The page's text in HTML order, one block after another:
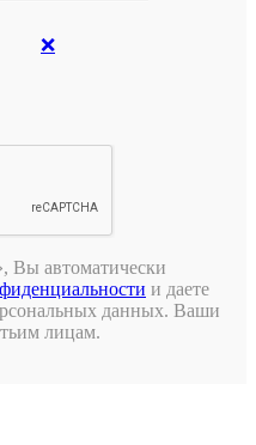
❌
Вы автоматически
и даете
данных. Ваши
лицам.